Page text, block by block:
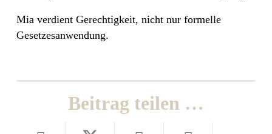
Mia verdient Gerechtigkeit, nicht nur formelle
Gesetzesanwendung.
Beitrag teilen …